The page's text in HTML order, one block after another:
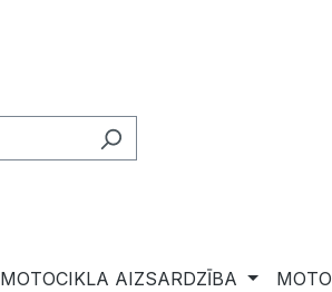
MOTOCIKLA AIZSARDZĪBA